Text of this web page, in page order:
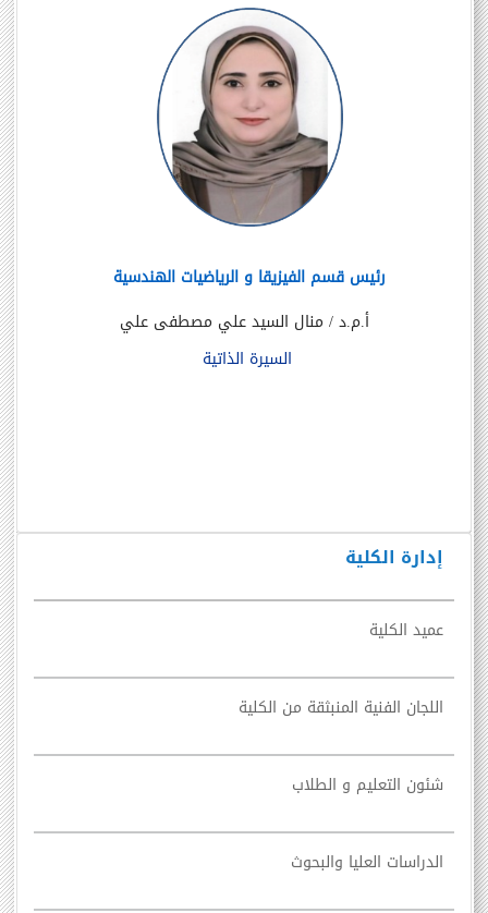
إدارة الكلية
عميد الكلية
اللجان الفنية المنبثقة من الكلية
شئون التعليم و الطلاب
الدراسات العليا والبحوث
رئيس قسم الفيزيقا و الرياضيات الهندسية
أ.م.د / منال السيد علي مصطفى علي
السيرة الذاتية